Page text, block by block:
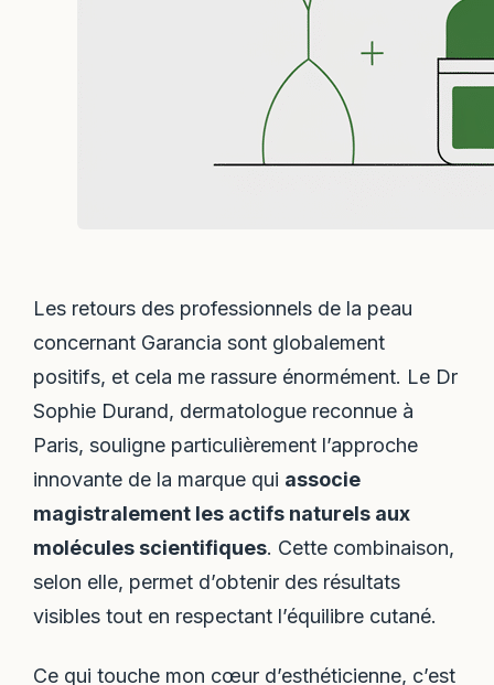
Les retours des professionnels de la peau
concernant Garancia sont globalement
positifs, et cela me rassure énormément. Le Dr
Sophie Durand, dermatologue reconnue à
Paris, souligne particulièrement l’approche
innovante de la marque qui associe
magistralement les actifs naturels aux
molécules scientifiques. Cette combinaison,
selon elle, permet d’obtenir des résultats
visibles tout en respectant l’équilibre cutané.
Ce qui touche mon cœur d’esthéticienne, c’est